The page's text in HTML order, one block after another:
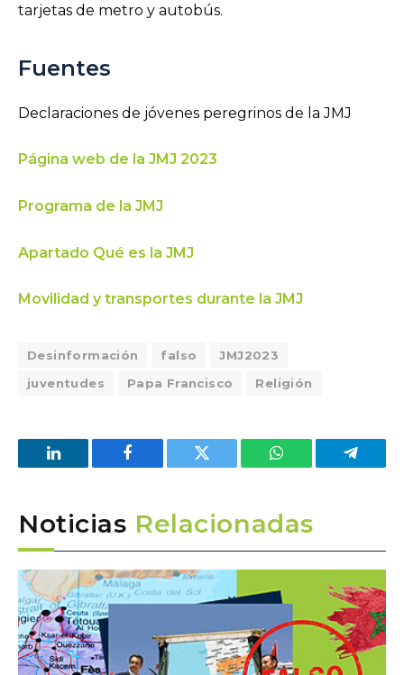
tarjetas de metro y autobús.
Fuentes
Declaraciones de jóvenes peregrinos de la JMJ
Página web de la JMJ 2023
Programa de la JMJ
Apartado Qué es la JMJ
Movilidad y transportes durante la JMJ
Desinformación falso
JMJ2023
juventudes
Papa Francisco Religión
LinkedIn Facebook Twitter WhatsApp
Noticias Relacionadas